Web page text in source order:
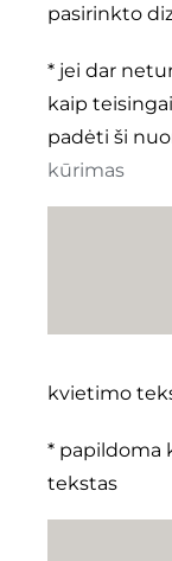
pasirinkto
* jei dar
kaip
padėti ši
kūrimas
kvietimo
* papildoma
tekstas